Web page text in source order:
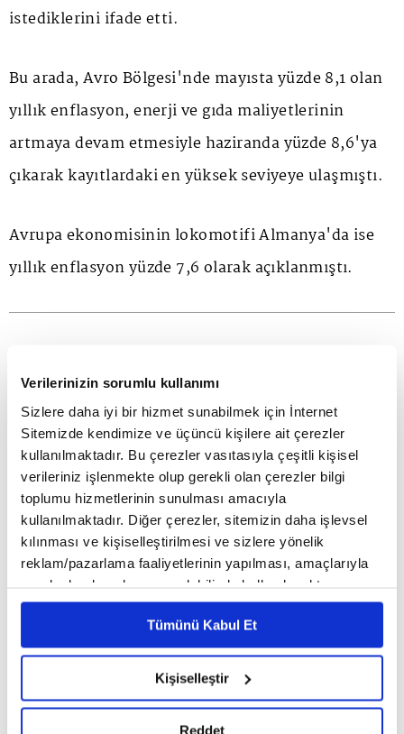
Verilerinizin sorumlu kullanımı
Sizlere daha iyi bir hizmet sunabilmek için İnternet
Sitemizde kendimize ve üçüncü kişilere ait çerezler
kullanılmaktadır. Bu çerezler vasıtasıyla çeşitli kişisel
verileriniz işlenmekte olup gerekli olan çerezler bilgi
toplumu hizmetlerinin sunulması amacıyla
kullanılmaktadır. Diğer çerezler, sitemizin daha işlevsel
kılınması ve kişiselleştirilmesi ve sizlere yönelik
reklam/pazarlama faaliyetlerinin yapılması, amaçlarıyla
sınırlı olarak açık rızanız dahilinde kullanılacaktır.
Çerezlere ilişkin tercihlerinizi çerez paneli vasıtasıyla
belirleyebilirsiniz. Çerezlere ilişkin detaylı bilgi için
Ayarlar butonuna tıklayabilir,Çerez Bilgilendirme
Metnimizi ziyaret edebilirsiniz.
hazırlanmış olan İnternet Sitesi Aydınlatma Metnimizi
Tümünü Kabul Et
Kişiselleştir
Reddet
istediklerini ifade etti.
Bu arada, Avro Bölgesi'nde mayısta yüzde 8,1 olan
yıllık enflasyon, enerji ve gıda maliyetlerinin
artmaya devam etmesiyle haziranda yüzde 8,6'ya
çıkarak kayıtlardaki en yüksek seviyeye ulaşmıştı.
Avrupa ekonomisinin lokomotifi Almanya'da ise
yıllık enflasyon yüzde 7,6 olarak açıklanmıştı.
Avantajlar
Emeklilere Türkiye
Sigorta’dan Özel Avantajlar